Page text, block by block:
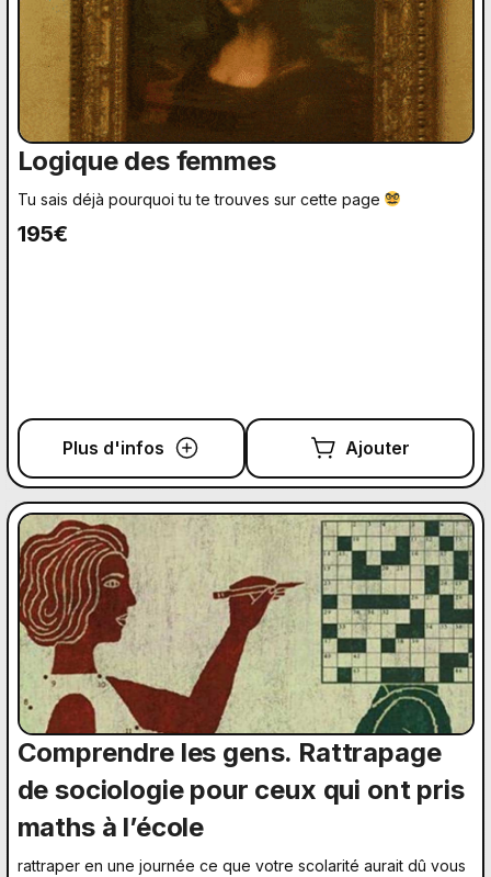
Logique des femmes
Tu sais déjà pourquoi tu te trouves sur cette page
195€
Plus d'infos Ajouter
Comprendre les gens. Rattrapage
de sociologie pour ceux qui ont pris
maths à l’école
rattraper en une journée ce que votre scolarité aurait dû vous